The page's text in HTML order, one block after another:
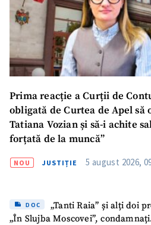
Prima reacție a Curții de
obligată de Curtea de Apel să
Tatiana Vozian și să-i achite
forțată de la muncă”
NOU JUSTIȚIE 5 august 2026,
DOC
„Tanti Raia” și alți doi
„În Slujba Moscovei”,